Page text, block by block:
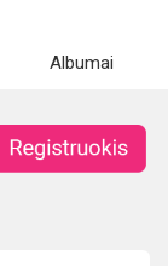
Albumai